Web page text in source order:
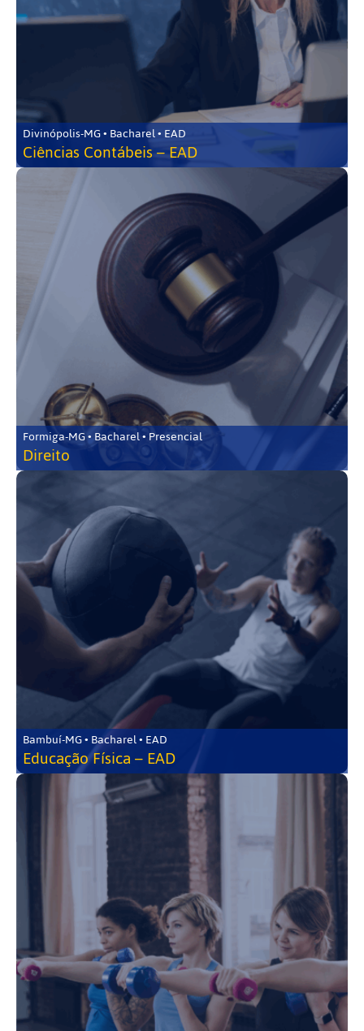
Divinópolis-MG • Bacharel • EAD
Ciências Contábeis – EAD
Formiga-MG • Bacharel • Presencial
Direito
Bambuí-MG • Bacharel • EAD
Educação Física – EAD